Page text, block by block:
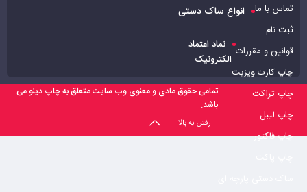
تماس با ما
ثبت نام
قوانین و مقررات
چاپ کارت ویزیت
چاپ تراکت
چاپ لیبل
چاپ فاکتور
انواع ساک دستی
نماد اعتماد
الکترونیک
تمامی حقوق مادی و معنوی وب سایت متعلق به چاپ دینو می
باشد.
رفتن به بالا